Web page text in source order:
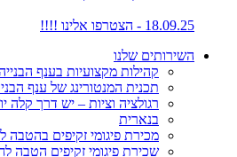
18.09.25 - הצטרפו אלינו !!!!
השירותים שלנו
קהילות מקצועיות בענף
תכנית המנטורינג של ענף
רגולציה וציות – יש דרך קלה
בנארית
מכירת פיגומי זקיפים
שכירת פיגומי זקיפים הטבה